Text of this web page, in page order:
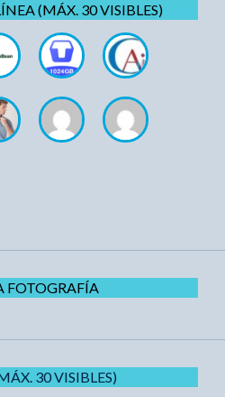
(MÁX. 30 VISIBLES)
FOTOGRAFÍA
30 VISIBLES)